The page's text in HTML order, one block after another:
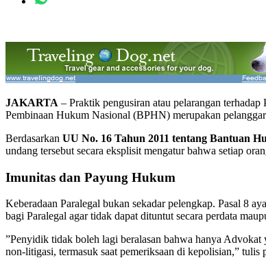
Awas! Penyidik yang Larang
Iwan | 24 Times-Berita
Komentar